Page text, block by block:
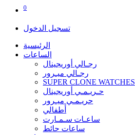
0
تسجيل الدخول
الرئيسية
الساعات
رجـالي أوريجينال
رجـالي ميـرور
SUPER CLONE WATCHES
حـريـمـي أوريجينال
حريـمـي ميـرور
أطفالي
ساعـات سـمـارت
ساعات حائط